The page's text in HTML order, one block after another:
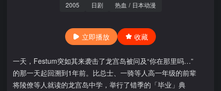
2005 日剧 热血 / 日本动漫
立即播放 收藏
一天，Festum突如其来袭击了龙宫岛被问及“你在那里吗…”
的那一天起回溯到1年前。比总士、一骑等人高一年级的前辈
将陵僚等人就读的龙宫岛中学，举行了错季的「毕业」典